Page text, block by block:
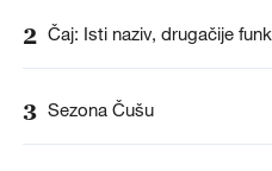
2 Čaj: Isti naziv, drugačije
3 Sezona Čušu